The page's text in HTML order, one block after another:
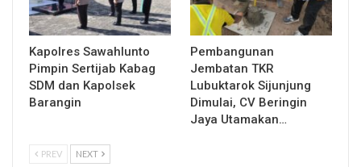
Kapolres Sawahlunto
Pimpin Sertijab Kabag
SDM dan Kapolsek
Barangin
Pembangunan
Jembatan TKR
Lubuktarok Sijunjung
Dimulai, CV Beringin
Jaya Utamakan…
PREV NEXT